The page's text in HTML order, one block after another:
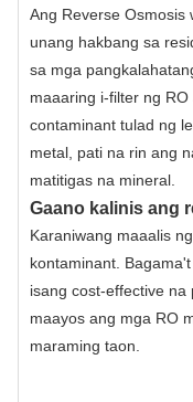
Ang Reverse Osmosis
unang hakbang sa
sa mga
maaaring i-filter ng
contaminant tulad ng
metal, pati na rin ang
matitigas na mineral.
Gaano kalinis ang
Karaniwang maaalis
kontaminant.
isang cost-effective
maayos ang mga RO
maraming taon.